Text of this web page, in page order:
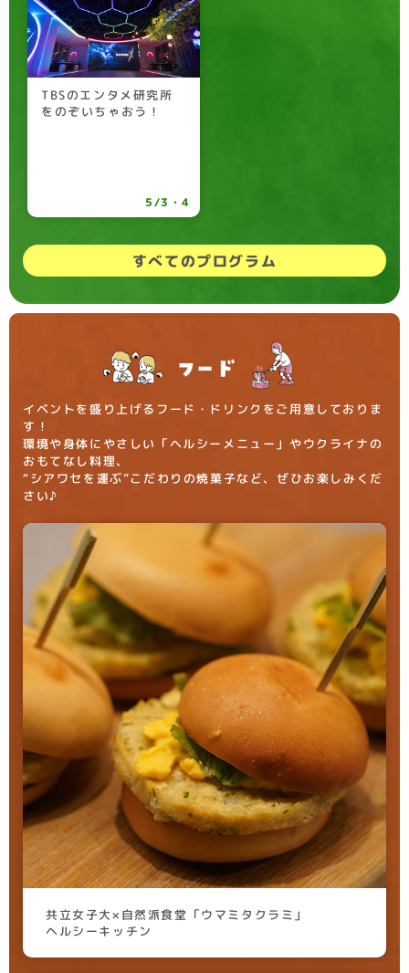
TBSのエンタメ研究所
をのぞいちゃおう！
5/3・4
すべてのプログラム
イベントを盛り上げるフード・ドリンクをご用意しておりま
す！
環境や身体にやさしい「ヘルシーメニュー」やウクライナの
おもてなし料理、
“シアワセを運ぶ”こだわりの焼菓子など、ぜひお楽しみくだ
さい♪
共立女子大×自然派食堂「ウマミタクラミ」
ヘルシーキッチン